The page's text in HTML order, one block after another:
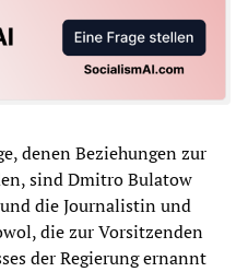
denen Beziehungen zur
sind Dmitro Bulatow
die Journalistin und
die zur Vorsitzenden
der Regierung ernannt